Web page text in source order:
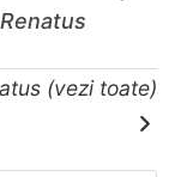
(vezi toate)